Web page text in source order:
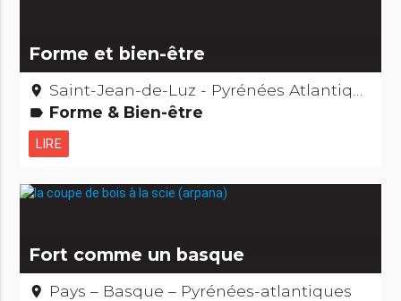
Forme et bien-être
place Saint-Jean-de-Luz - Pyrénées Atlantiques
label Forme & Bien-être
LIRE
Fort comme un basque
place Pays – Basque – Pyrénées-atlantiques